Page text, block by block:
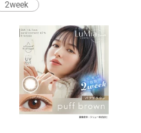
2week